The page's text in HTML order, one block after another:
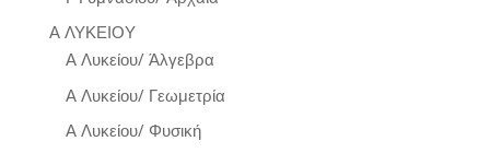
Α ΛΥΚΕΙΟΥ
Α Λυκείου/ Άλγεβρα
Α Λυκείου/ Γεωμετρία
Α Λυκείου/ Φυσική